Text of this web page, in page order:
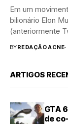
Em um
bilionário Elon
(anteriormente
imagem do
BYREDAÇÃO ACNE
ARTIGOS
GTA
de